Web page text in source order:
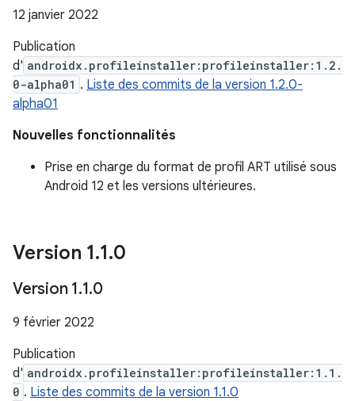
12 janvier 2022
Publication
d' androidx.profileinstaller:profileinstaller:1.2.
0-alpha01 . Liste des commits de la version 1.2.0-
alpha01
Nouvelles fonctionnalités
Prise en charge du format de profil ART utilisé sous
Android 12 et les versions ultérieures.
Version 1.1.0
Version 1.1.0
9 février 2022
Publication
d' androidx.profileinstaller:profileinstaller:1.1.
0 . Liste des commits de la version 1.1.0